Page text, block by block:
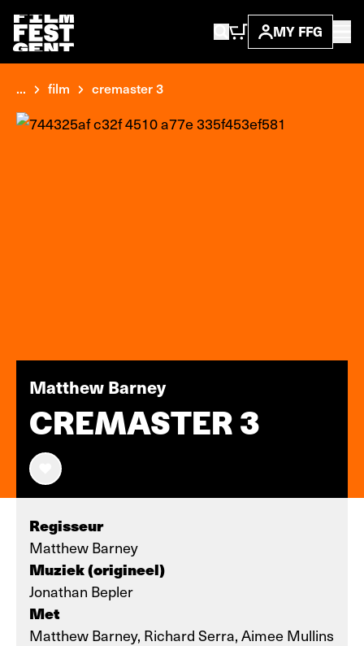
MY FFG
... film cremaster 3
Matthew Barney
CREMASTER 3
Regisseur
Matthew Barney
Muziek (origineel)
Jonathan Bepler
Met
Matthew Barney, Richard Serra, Aimee Mullins